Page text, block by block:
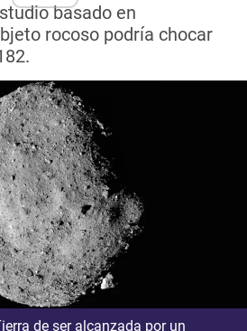
basado en
rocoso podría chocar
de ser alcanzada por un